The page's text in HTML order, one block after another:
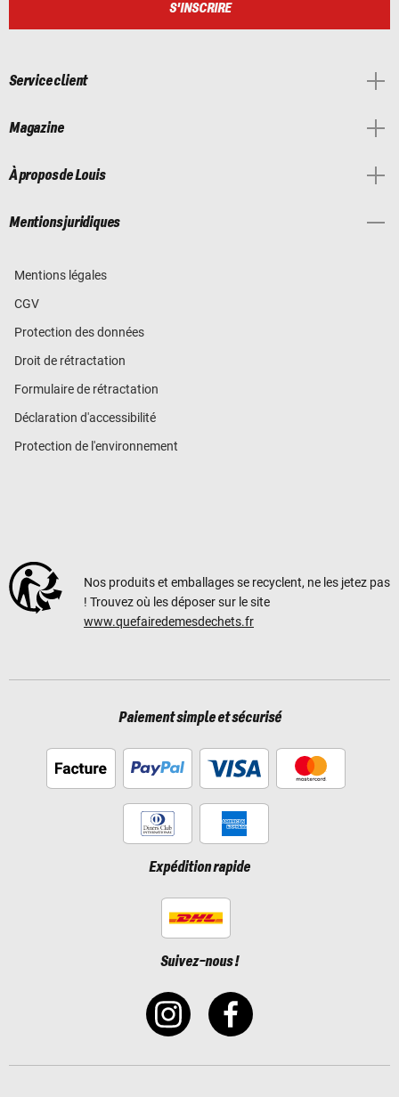
S'INSCRIRE
Service client
Magazine
À propos de Louis
Mentions juridiques
Mentions légales
CGV
Protection des données
Droit de rétractation
Formulaire de rétractation
Déclaration d'accessibilité
Protection de l'environnement
Nos produits et emballages se recyclent, ne les jetez pas
! Trouvez où les déposer sur le site
www.quefairedemesdechets.fr
Paiement simple et sécurisé
Expédition rapide
Suivez-nous !